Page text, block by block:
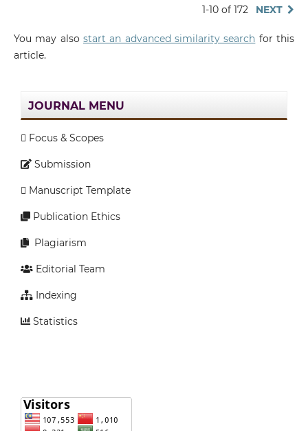
1-10 of 172 NEXT
You may also start an advanced similarity search for this
article.
JOURNAL MENU
Focus & Scopes
Submission
Manuscript Template
Publication Ethics
Plagiarism
Editorial Team
Indexing
Statistics